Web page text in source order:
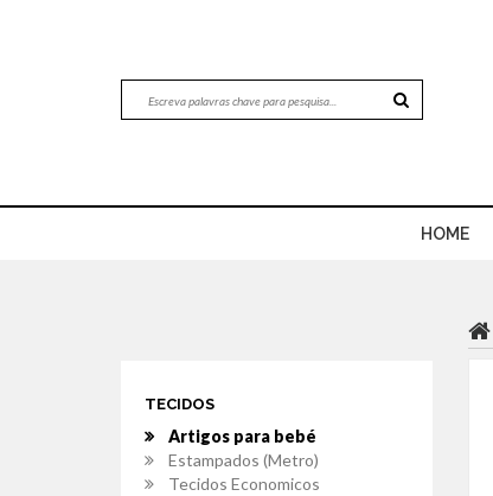
HOME
TECIDOS
Artigos para bebé
Estampados (Metro)
Tecidos Economicos